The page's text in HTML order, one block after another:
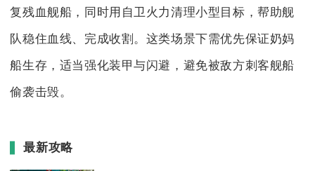
复残血舰船，同时用自卫火力清理小型目标，帮助舰
队稳住血线、完成收割。这类场景下需优先保证奶妈
船生存，适当强化装甲与闪避，避免被敌方刺客舰船
偷袭击毁。
最新攻略